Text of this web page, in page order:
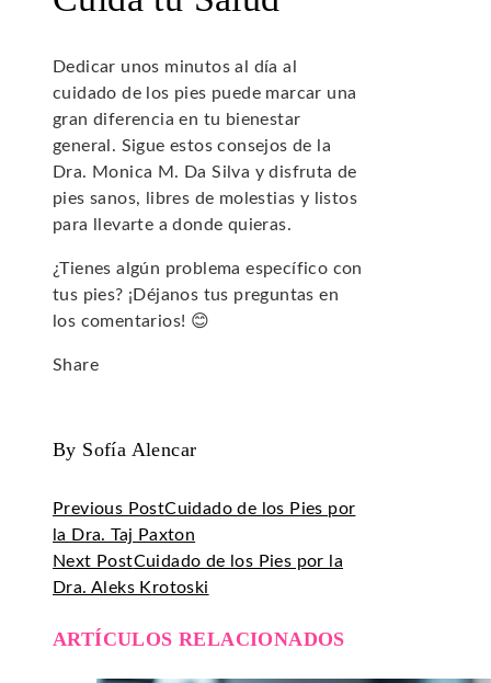
Dedicar unos minutos al día al
cuidado de los pies puede marcar una
gran diferencia en tu bienestar
general. Sigue estos consejos de la
Dra. Monica M. Da Silva y disfruta de
pies sanos, libres de molestias y listos
para llevarte a donde quieras.
¿Tienes algún problema específico con
tus pies? ¡Déjanos tus preguntas en
los comentarios! 😊
Share
By Sofía Alencar
Previous PostCuidado de los Pies por
la Dra. Taj Paxton
Next PostCuidado de los Pies por la
Dra. Aleks Krotoski
ARTÍCULOS RELACIONADOS